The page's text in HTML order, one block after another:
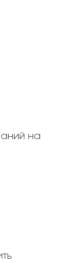
на